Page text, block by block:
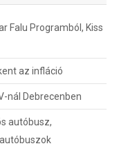
Falu Programból, Kiss
az infláció
nál Debrecenben
autóbusz,